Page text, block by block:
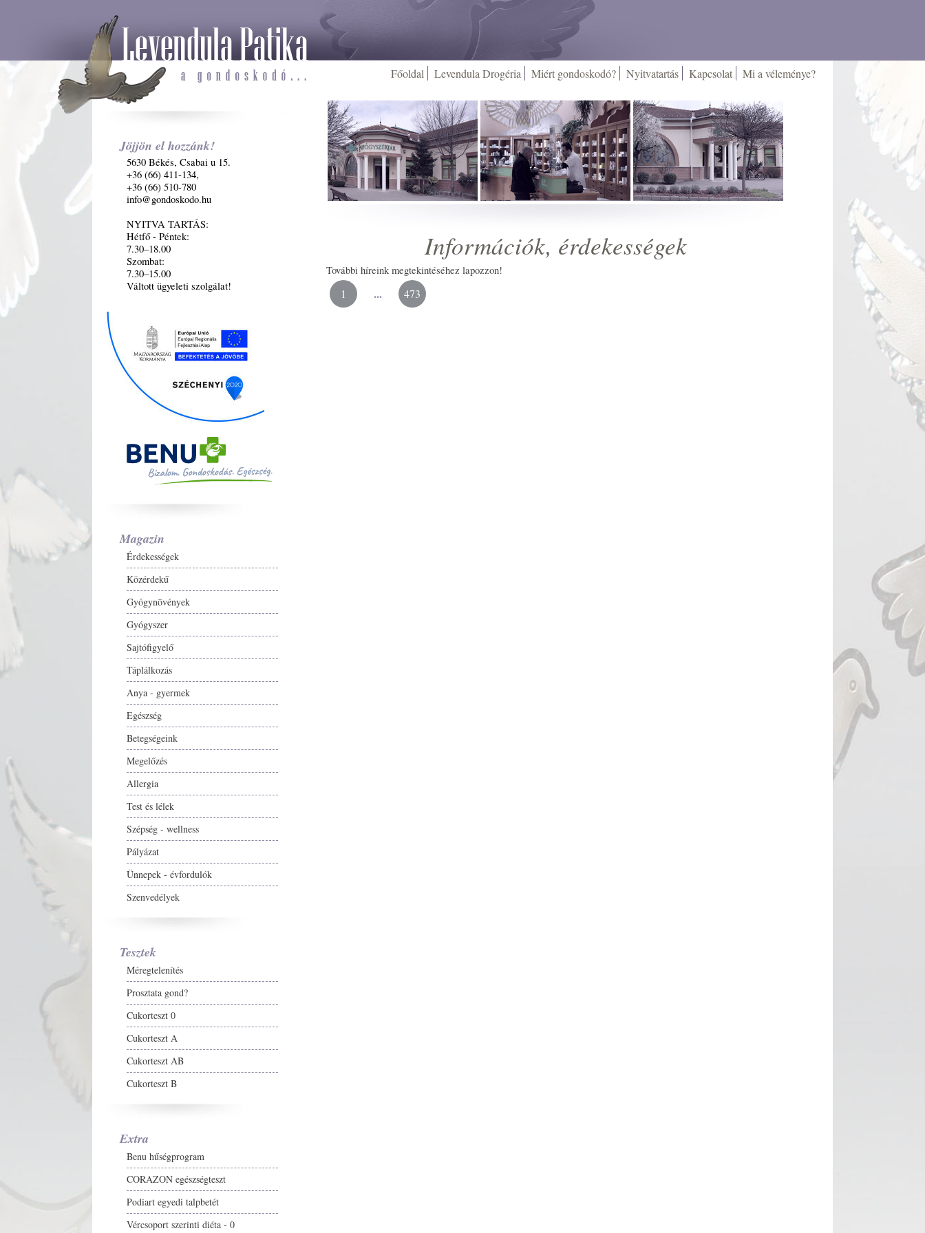
Jöjjön el hozzánk!
5630 Békés, Csabai u 15.
+36 (66) 411-134,
+36 (66) 510-780
info@gondoskodo.hu
NYITVA TARTÁS:
Hétfő - Péntek:
7.30–18.00
Szombat:
7.30–15.00
Váltott ügyeleti szolgálat!
Magazin
Érdekességek
Közérdekű
Gyógynövények
Gyógyszer
Sajtófigyelő
Táplálkozás
Anya - gyermek
Egészség
Betegségeink
Megelőzés
Allergia
Test és lélek
Szépség - wellness
Pályázat
Ünnepek - évfordulók
Szenvedélyek
Tesztek
Méregtelenítés
Prosztata gond?
Cukorteszt 0
Cukorteszt A
Cukorteszt AB
Cukorteszt B
Extra
Benu hűségprogram
CORAZON egészségteszt
Podiart egyedi talpbetét
Vércsoport szerinti diéta - 0
Főoldal Levendula Drogéria Miért gondoskodó? Nyitvatartás Kapcsolat Mi a véleménye?
Információk, érdekességek
További híreink megtekintéséhez lapozzon!
1 ... 473